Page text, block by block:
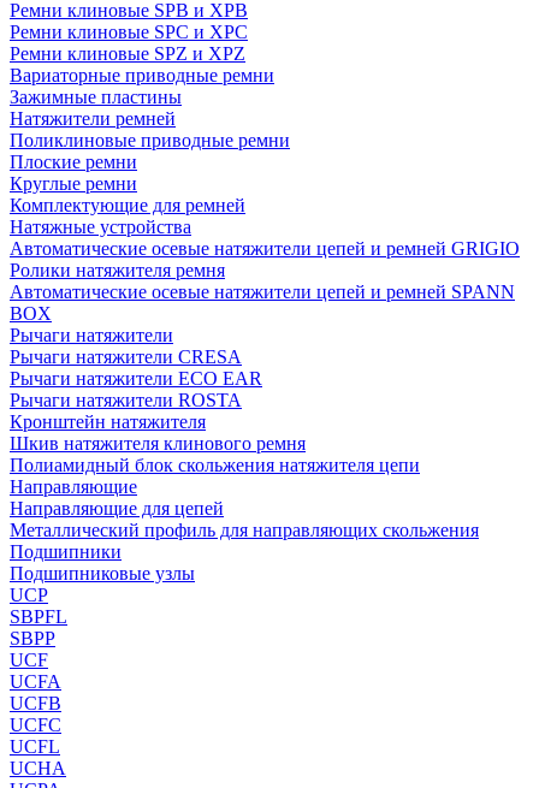
Ремни клиновые SPB и XPB
Ремни клиновые SPC и XPC
Ремни клиновые SPZ и XPZ
Вариаторные приводные ремни
Зажимные пластины
Натяжители ремней
Поликлиновые приводные ремни
Плоские ремни
Круглые ремни
Комплектующие для ремней
Натяжные устройства
Автоматические осевые натяжители цепей и ремней GRIGIO
Ролики натяжителя ремня
Автоматические осевые натяжители цепей и ремней SPANN
BOX
Рычаги натяжители
Рычаги натяжители CRESA
Рычаги натяжители ECO EAR
Рычаги натяжители ROSTA
Кронштейн натяжителя
Шкив натяжителя клинового ремня
Полиамидный блок скольжения натяжителя цепи
Направляющие
Направляющие для цепей
Металлический профиль для направляющих скольжения
Подшипники
Подшипниковые узлы
UCP
SBPFL
SBPP
UCF
UCFA
UCFB
UCFC
UCFL
UCHA